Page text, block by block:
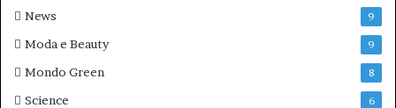
News 9
Moda e Beauty 9
Mondo Green 8
Science 6